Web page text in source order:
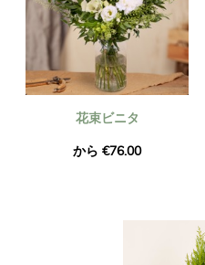
花束ビニタ
から €76.00